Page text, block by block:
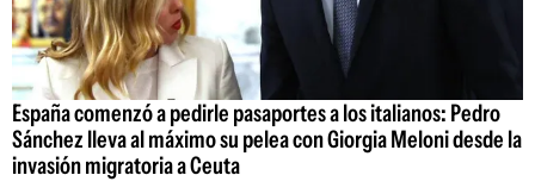
España comenzó a pedirle pasaportes a los italianos: Pedro
Sánchez lleva al máximo su pelea con Giorgia Meloni desde la
invasión migratoria a Ceuta